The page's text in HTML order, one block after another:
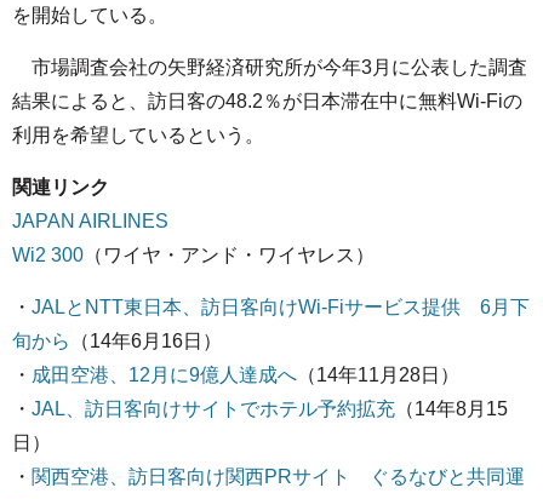
を開始している。
市場調査会社の矢野経済研究所が今年3月に公表した調査
結果によると、訪日客の48.2％が日本滞在中に無料Wi-Fiの
利用を希望しているという。
関連リンク
JAPAN AIRLINES
Wi2 300 （ワイヤ・アンド・ワイヤレス）
・ JALとNTT東日本、訪日客向けWi-Fiサービス提供 6月下
旬から
（14年6月16日）
・ 成田空港、12月に9億人達成へ （14年11月28日）
・ JAL、訪日客向けサイトでホテル予約拡充 （14年8月15
日）
・ 関西空港、訪日客向け関西PRサイト ぐるなびと共同運